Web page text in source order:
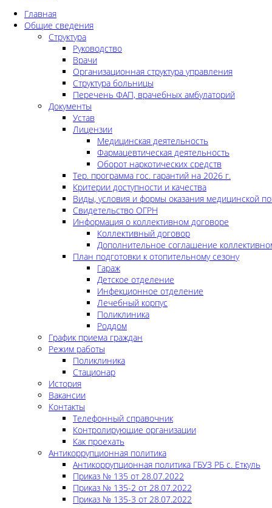
Главная
Общие сведения
Структура
Руководство
Врачи
Организационная структура управления
Структура больницы
Перечень ФАП, врачебных амбулаторий
Документы
Устав
Лицензии
Медицинская деятельность
Фармацевтическая деятельность
Оборот наркотических средств
Тер. программа гос. гарантий на 2026 г.
Критерии доступности и качества
Виды, условия и формы оказания медицинской
Свидетельство ОГРН
Информация о коллективном договоре
Коллективный договор
Дополнительное соглашение
План подготовки к отопительному сезону
Гараж
Детское отделение
Инфекционное отделение
Лечебный корпус
Поликлиника
Роддом
График приема граждан
Режим работы
Поликлиника
Стационар
История
Вакансии
Контакты
Телефонный справочник
Контролирующие организации
Как проехать
Антикоррупционная политика
Антикоррупционная политика ГБУЗ РБ с. Еткуль
Приказ № 135 от 28.07.2022
Приказ № 135-2 от 28.07.2022
Приказ № 135-3 от 28.07.2022